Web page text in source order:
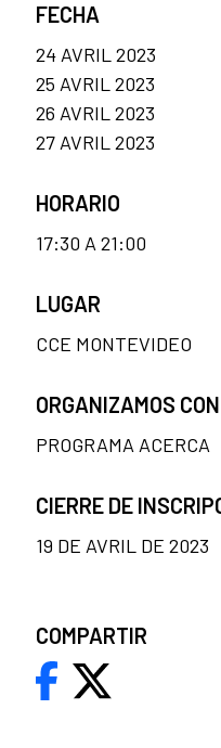
FECHA
24 AVRIL 2023
25 AVRIL 2023
26 AVRIL 2023
27 AVRIL 2023
HORARIO
17:30 A 21:00
LUGAR
CCE MONTEVIDEO
ORGANIZAMOS CON
PROGRAMA ACERCA
CIERRE DE
19 DE AVRIL DE 2023
COMPARTIR